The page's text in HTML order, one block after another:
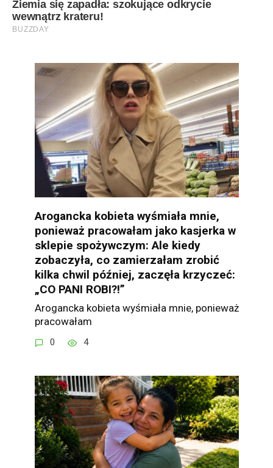
Arogancka kobieta wyśmiała mnie,
ponieważ pracowałam jako kasjerka w
sklepie spożywczym: Ale kiedy
zobaczyła, co zamierzałam zrobić
kilka chwil później, zaczęła krzyczeć:
„CO PANI ROBI?!”
Arogancka kobieta wyśmiała mnie, ponieważ
pracowałam
0 4